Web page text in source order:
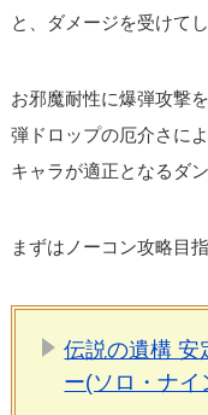
と、ダメージを受けて
お邪魔耐性に爆弾攻撃
弾ドロップの厄介さに
キャラが適正となるダ
まずはノーコン攻略目
伝説の遺構 安
ー(ソロ・ナイ